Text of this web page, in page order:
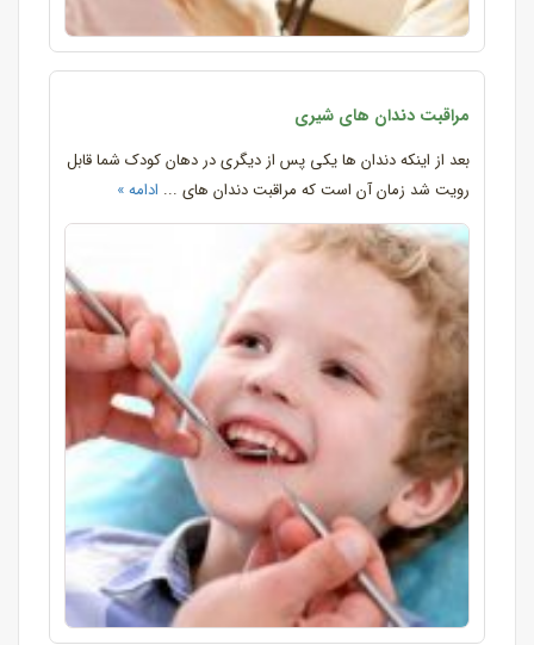
مراقبت دندان های شیری
بعد از اینکه دندان ها یکی پس از دیگری در دهان کودک شما قابل
رویت شد زمان آن است که مراقبت دندان های ... ادامه »